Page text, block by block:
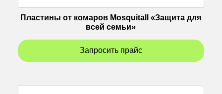
Пластины от комаров Mosquitall «Защита для
всей семьи»
Запросить прайс